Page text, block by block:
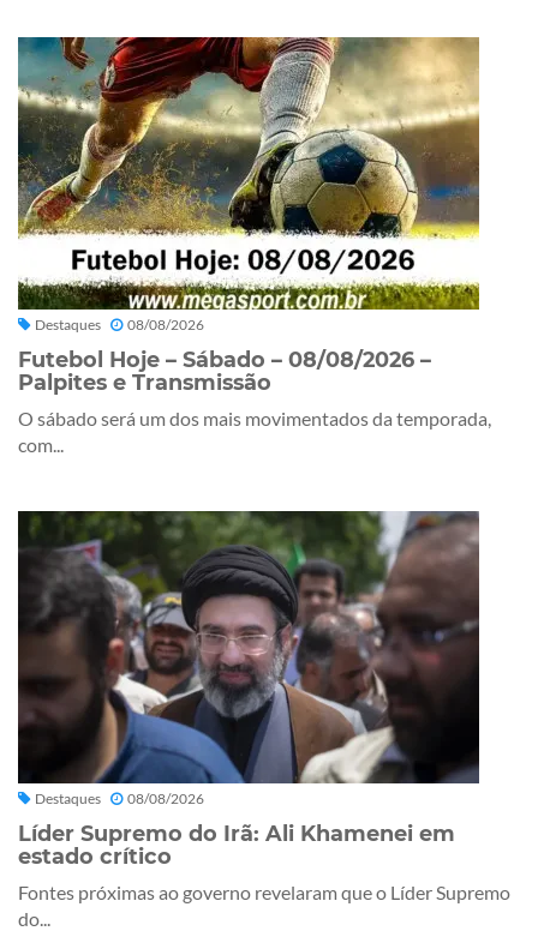
Destaques 08/08/2026
Futebol Hoje – Sábado – 08/08/2026 –
Palpites e Transmissão
O sábado será um dos mais movimentados da temporada,
com...
Destaques 08/08/2026
Líder Supremo do Irã: Ali Khamenei em
estado crítico
Fontes próximas ao governo revelaram que o Líder Supremo
do...